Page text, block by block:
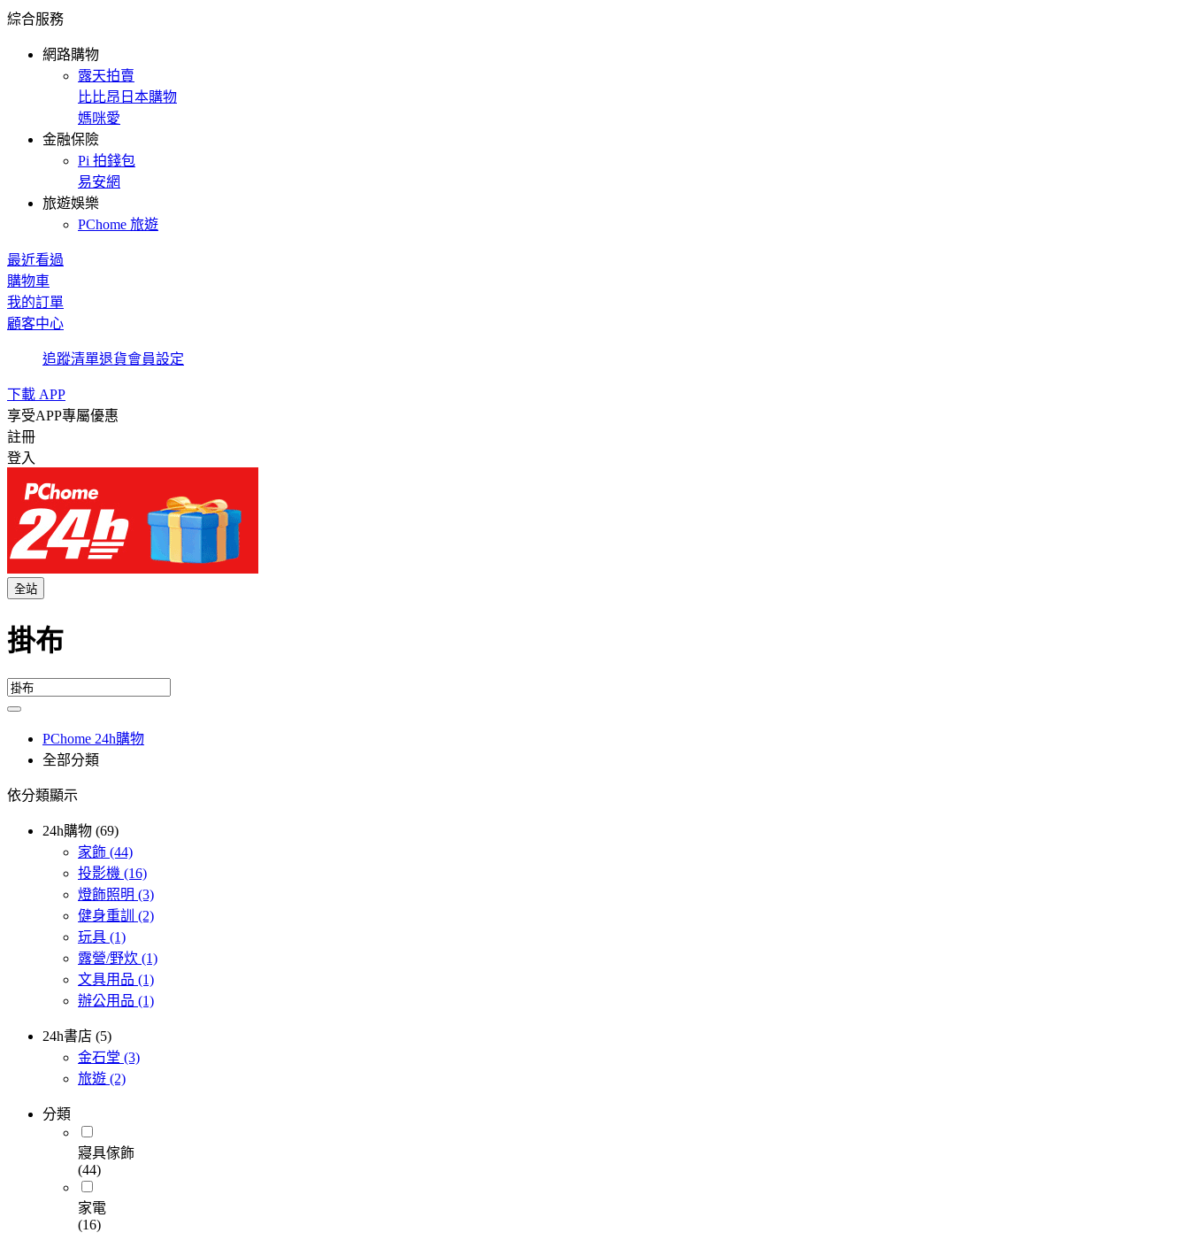
綜合服務
網路購物
露天拍賣
比比昂日本購物
媽咪愛
金融保險
Pi 拍錢包
易安網
旅遊娛樂
PChome 旅遊
最近看過
購物車
我的訂單
顧客中心
追蹤清單退貨會員設定
下載 APP
享受APP專屬優惠
註冊
登入
全站
掛布
PChome 24h購物
全部分類
依分類顯示
24h購物 (69)
家飾 (44)
投影機 (16)
燈飾照明 (3)
健身重訓
(2)
玩具 (1)
露營/野炊 (1)
文具用品 (1)
辦公用品 (1)
24h書店 (5)
金石堂 (3)
旅遊 (2)
分類
寢具傢飾
(44)
家電
(16)